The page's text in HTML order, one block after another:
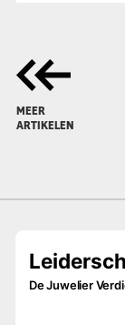
MEER
ARTIKELEN